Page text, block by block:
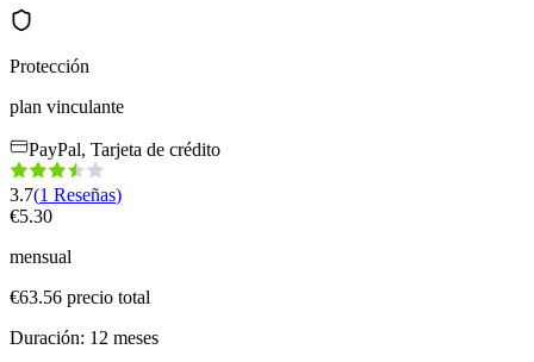
Protección
plan vinculante
PayPal, Tarjeta de crédito
3.7(1 Reseñas)
€5.30
mensual
€63.56 precio total
Duración: 12 meses